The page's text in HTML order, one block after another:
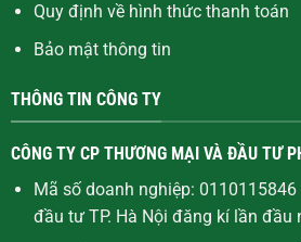
Quy định về hình thức thanh toán
Bảo mật thông tin
THÔNG TIN CÔNG TY
CÔNG TY CP THƯƠNG MẠI VÀ ĐẦU TƯ
Mã số doanh nghiệp:
đầu tư TP. Hà Nội đăng kí lần